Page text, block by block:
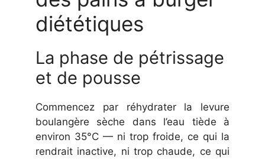
diététiques
La phase de pétrissage
et de pousse
Commencez par réhydrater la levure
boulangère sèche dans l’eau tiède à
environ 35°C — ni trop froide, ce qui la
rendrait inactive, ni trop chaude, ce qui